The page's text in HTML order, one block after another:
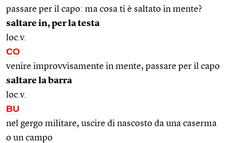
passare per il capo: ma cosa ti è saltato in mente?
saltare in, per la testa
loc.v.
CO
venire improvvisamente in mente, passare per il capo
saltare la barra
loc.v.
BU
nel gergo militare, uscire di nascosto da una caserma
o un campo